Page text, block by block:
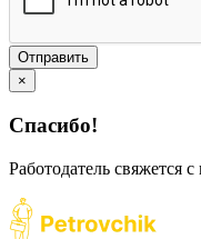
Отправить
×
Спасибо!
Работодатель свяжется